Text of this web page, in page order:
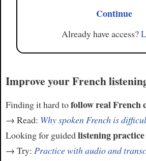
Continue
Already have access?
Improve your French
Finding it hard tofollow real French
→ Read: Why spoken French is
Looking for guidedlistening
→ Try: Practice with audio and